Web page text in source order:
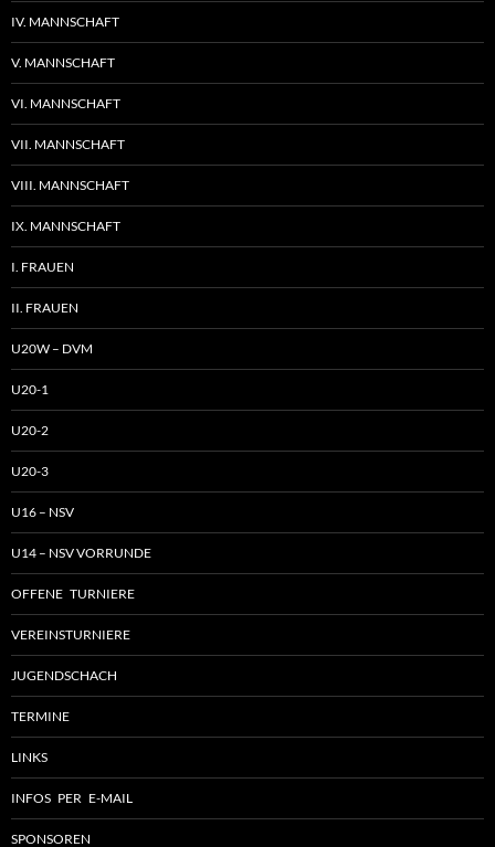
IV. MANNSCHAFT
V. MANNSCHAFT
VI. MANNSCHAFT
VII. MANNSCHAFT
VIII. MANNSCHAFT
IX. MANNSCHAFT
I. FRAUEN
II. FRAUEN
U20W – DVM
U20-1
U20-2
U20-3
U16 – NSV
U14 – NSV VORRUNDE
OFFENE TURNIERE
VEREINSTURNIERE
JUGENDSCHACH
TERMINE
LINKS
INFOS PER E-MAIL
SPONSOREN